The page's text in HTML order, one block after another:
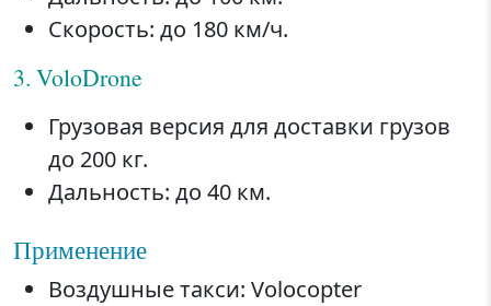
Скорость: до 180 км/ч.
3. VoloDrone
Грузовая версия для доставки грузов
до 200 кг.
Дальность: до 40 км.
Применение
Воздушные такси: Volocopter